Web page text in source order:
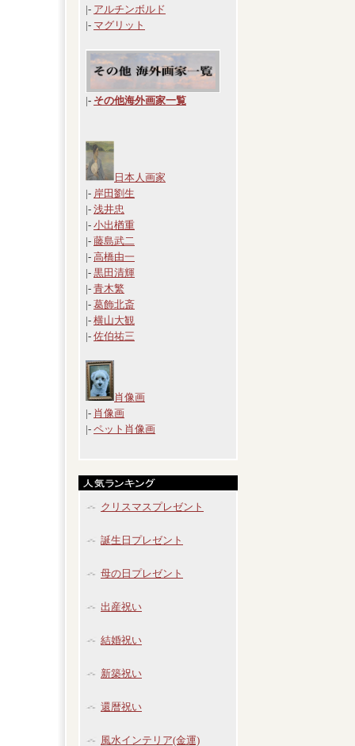
|- アルチンボルド
|- マグリット
|- その他海外画家一覧
日本人画家
|- 岸田劉生
|- 浅井忠
|- 小出楢重
|- 藤島武二
|- 高橋由一
|- 黒田清輝
|- 青木繁
|- 葛飾北斎
|- 横山大観
|- 佐伯祐三
肖像画
|- 肖像画
|- ペット肖像画
クリスマスプレゼント
誕生日プレゼント
母の日プレゼント
出産祝い
結婚祝い
新築祝い
還暦祝い
風水インテリア(金運)